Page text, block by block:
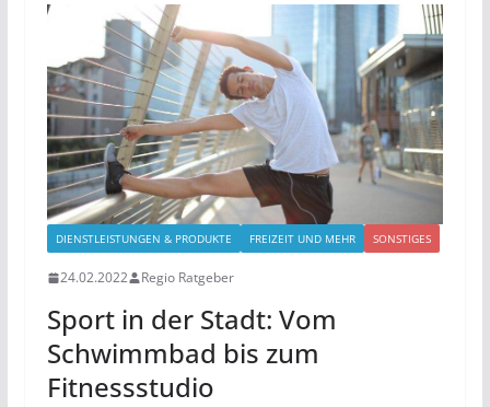
DIENSTLEISTUNGEN & PRODUKTE FREIZEIT UND MEHR SONSTIGES
24.02.2022 Regio Ratgeber
Sport in der Stadt: Vom
Schwimmbad bis zum
Fitnessstudio